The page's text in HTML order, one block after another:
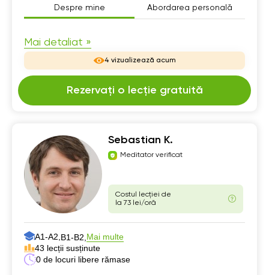
Despre mine Abordarea personală
Despre mine
Mai detaliat »
4 vizualizează acum
Rezervați o lecție gratuită
Sebastian K.
Meditator verificat
Costul lecției de
la 73 lei/oră
А1-А2, B1-B2, Mai multe
43 lecții susținute
0 de locuri libere rămase